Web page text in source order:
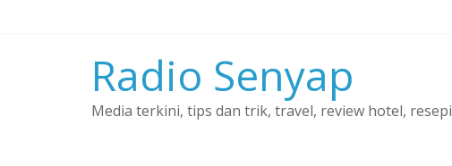
Radio Senyap
Media terkini, tips dan trik, travel, review hotel, resepi